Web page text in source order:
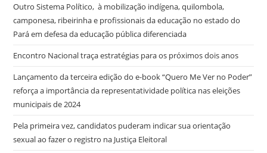
Outro Sistema Político, à mobilização indígena, quilombola,
camponesa, ribeirinha e profissionais da educação no estado do
Pará em defesa da educação pública diferenciada
Encontro Nacional traça estratégias para os próximos dois anos
Lançamento da terceira edição do e-book “Quero Me Ver no Poder”
reforça a importância da representatividade política nas eleições
municipais de 2024
Pela primeira vez, candidatos puderam indicar sua orientação
sexual ao fazer o registro na Justiça Eleitoral